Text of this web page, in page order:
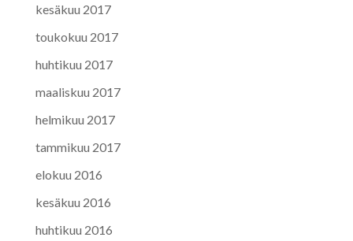
kesäkuu 2017
toukokuu 2017
huhtikuu 2017
maaliskuu 2017
helmikuu 2017
tammikuu 2017
elokuu 2016
kesäkuu 2016
huhtikuu 2016